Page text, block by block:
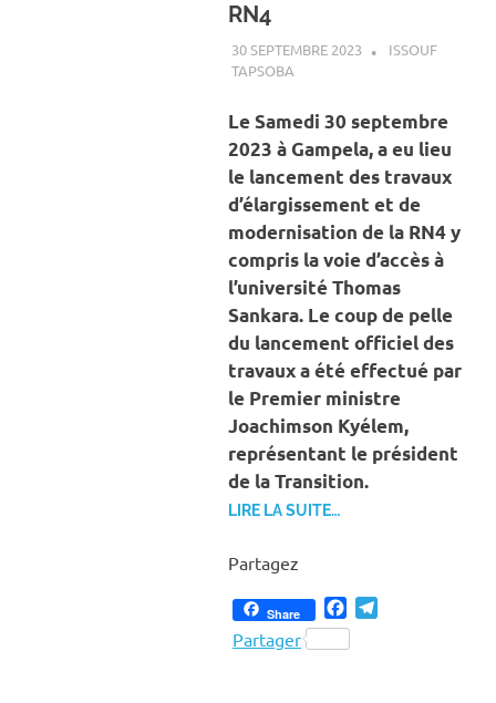
RN4
30 SEPTEMBRE 2023
ISSOUF
TAPSOBA
Le Samedi 30 septembre
2023 à Gampela, a eu lieu
le lancement des travaux
d’élargissement et de
modernisation de la RN4 y
compris la voie d’accès à
l’université Thomas
Sankara. Le coup de pelle
du lancement officiel des
travaux a été effectué par
le Premier ministre
Joachimson Kyélem,
représentant le président
de la Transition.
LIRE LA SUITE…
Partagez
Share Facebook
Partager